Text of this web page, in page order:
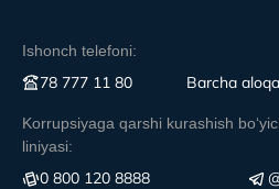
Ishonch telefoni:
78 777 11 80 Вarcha
Korrupsiyaga qarshi kurashish
liniyasi:
0 800 120 8888